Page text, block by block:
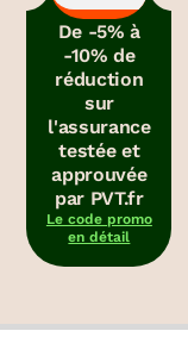
De -5% à
-10% de
réduction
sur
l'assurance
testée et
approuvée
par PVT.fr
Le code promo
en détail